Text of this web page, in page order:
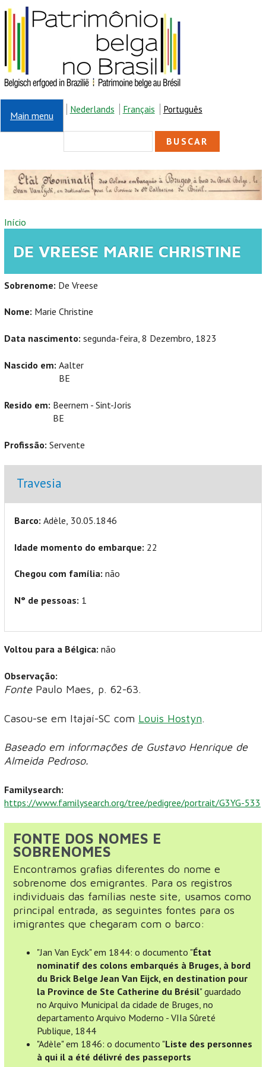
Pular para o conteúdo principal
Main menu
Nederlands Français Português
FORMULÁRIO DE
BUSCA
VOCÊ ESTÁ AQUI
Início
DE VREESE MARIE CHRISTINE
Sobrenome: De Vreese
Nome: Marie Christine
Data nascimento: segunda-feira, 8 Dezembro, 1823
Nascido em: Aalter
BE
Resido em: Beernem - Sint-Joris
BE
Profissão: Servente
Ocultar
Travesia
Barco: Adèle, 30.05.1846
Idade momento do embarque: 22
Chegou com família: não
N° de pessoas: 1
Voltou para a Bélgica: não
Observação:
Fonte Paulo Maes, p. 62-63.
Casou-se em Itajaí-SC com Louis Hostyn.
Baseado em informações de Gustavo Henrique de
Almeida Pedroso.
Familysearch:
https://www.familysearch.org/tree/pedigree/portrait/G3YG-533
FONTE DOS NOMES E
SOBRENOMES
Encontramos grafias diferentes do nome e
sobrenome dos emigrantes. Para os registros
individuais das famílias neste site, usamos como
principal entrada, as seguintes fontes para os
imigrantes que chegaram com o barco:
"Jan Van Eyck" em 1844: o documento "État
nominatif des colons embarqués à Bruges, à bord
du Brick Belge Jean Van Eijck, en destination pour
la Province de Ste Catherine du Brésil" guardado
no Arquivo Municipal da cidade de Bruges, no
departamento Arquivo Moderno - VIIa Sûreté
Publique, 1844
"Adèle" em 1846: o documento "Liste des personnes
à qui il a été délivré des passeports